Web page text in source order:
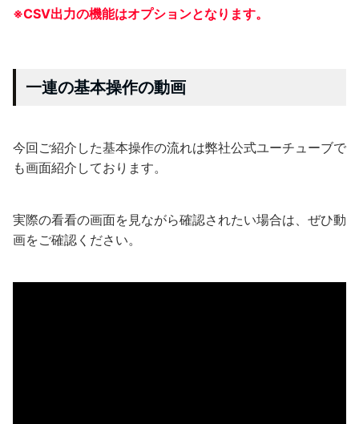
※CSV出力の機能はオプションとなります。
一連の基本操作の動画
今回ご紹介した基本操作の流れは弊社公式ユーチューブで
も画面紹介しております。
実際の看看の画面を見ながら確認されたい場合は、ぜひ動
画をご確認ください。